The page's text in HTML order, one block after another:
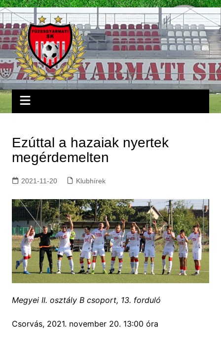
Skip
to
content
Ezúttal a hazaiak nyertek
megérdemelten
2021-11-20 Klubhírek
Megyei II. osztály B csoport, 13. forduló
Csorvás, 2021. november 20. 13:00 óra